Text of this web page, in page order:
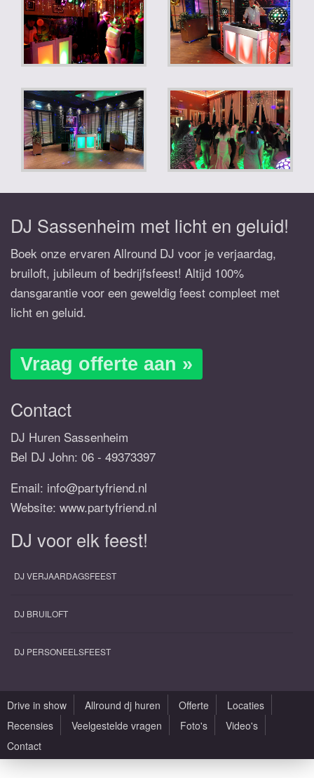
DJ Sassenheim met licht en geluid!
Boek onze ervaren Allround DJ voor je verjaardag,
bruiloft, jubileum of bedrijfsfeest! Altijd 100%
dansgarantie voor een geweldig feest compleet met
licht en geluid.
Vraag offerte aan »
Contact
DJ Huren Sassenheim
Bel DJ John: 06 - 49373397
Email: info@partyfriend.nl
Website: www.partyfriend.nl
DJ voor elk feest!
DJ VERJAARDAGSFEEST
DJ BRUILOFT
DJ PERSONEELSFEEST
Drive in show Allround dj huren Offerte
Locaties
Recensies
Veelgestelde vragen Foto's
Video's
Contact